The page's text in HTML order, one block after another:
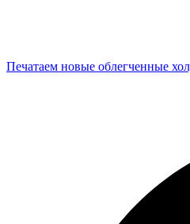
Печатаем новые облегченные